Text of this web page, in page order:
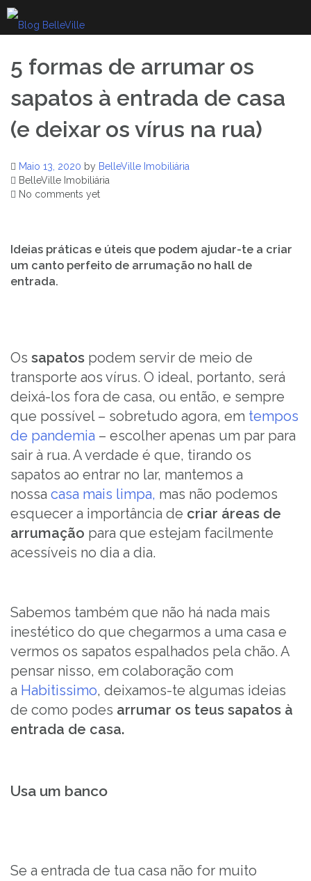
Skip
to
content
5 formas de arrumar os
sapatos à entrada de casa
(e deixar os vírus na rua)
Maio 13, 2020 by BelleVille Imobiliária
BelleVille Imobiliária
No comments yet
Ideias práticas e úteis que podem ajudar-te a criar
um canto perfeito de arrumação no hall de
entrada.
Os sapatos podem servir de meio de
transporte aos vírus. O ideal, portanto, será
deixá-los fora de casa, ou então, e sempre
que possível – sobretudo agora, em tempos
de pandemia – escolher apenas um par para
sair à rua. A verdade é que, tirando os
sapatos ao entrar no lar, mantemos a
nossa casa mais limpa, mas não podemos
esquecer a importância de criar áreas de
arrumação para que estejam facilmente
acessíveis no dia a dia.
Sabemos também que não há nada mais
inestético do que chegarmos a uma casa e
vermos os sapatos espalhados pela chão. A
pensar nisso, em colaboração com
a Habitissimo, deixamos-te algumas ideias
de como podes arrumar os teus sapatos à
entrada de casa.
Usa um banco
Se a entrada de tua casa não for muito